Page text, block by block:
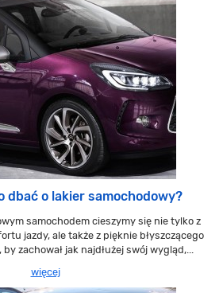
dbać o lakier samochodowy?
samochodem cieszymy się nie tylko z
jazdy, ale także z pięknie błyszczącego
zachował jak najdłużej swój wygląd,...
więcej